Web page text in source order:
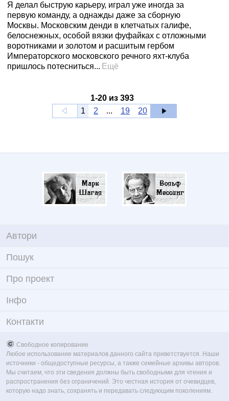
Я делал быструю карьеру, играл уже иногда за
первую команду, а однажды даже за сборную
Москвы. Московским денди в клетчатых галифе,
белоснежных, особой вязки фуфайках с отложными
воротниками и золотом и расшитым гербом
Императорского московского речного яхт-клуба
пришлось потесниться... Ещё
1-20из 393
1
2 ... 19 20
Автори
Пошук
Про проект
Iнфо
Контакти
Свободное копирование
Любое использование материалов данного сайта приветствуется. Наши
источники - общедоступные ресурсы, а также семейные архивы авторов.
Мы считаем, что эти сведения должны быть свободными для чтения и
распространения без ограничений. Это честная история от очевидцев,
которую надо знать, сохранять и передавать следующим поколениям.